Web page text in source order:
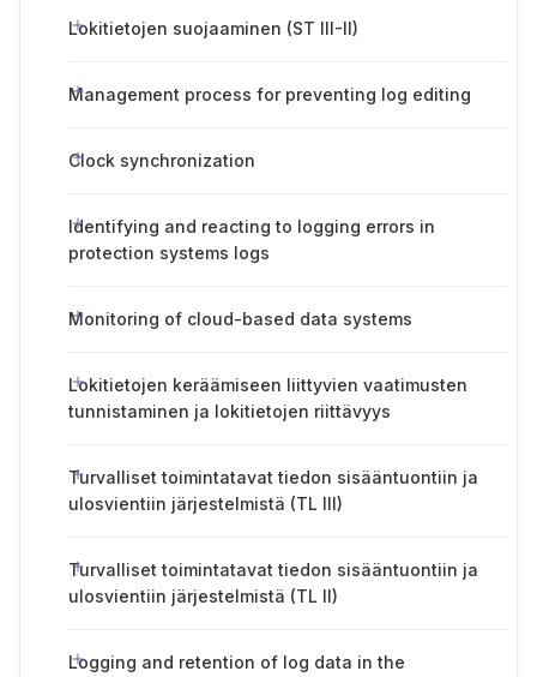
Lokitietojen suojaaminen (ST III-II)
Management process for preventing log editing
Clock synchronization
Identifying and reacting to logging errors in
protection systems logs
Monitoring of cloud-based data systems
Lokitietojen keräämiseen liittyvien vaatimusten
tunnistaminen ja lokitietojen riittävyys
Turvalliset toimintatavat tiedon sisääntuontiin ja
ulosvientiin järjestelmistä (TL III)
Turvalliset toimintatavat tiedon sisääntuontiin ja
ulosvientiin järjestelmistä (TL II)
Logging and retention of log data in the